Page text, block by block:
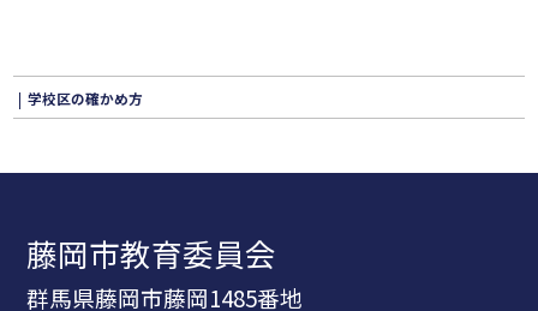
学校区の確かめ方
藤岡市教育委員会
群馬県藤岡市藤岡1485番地